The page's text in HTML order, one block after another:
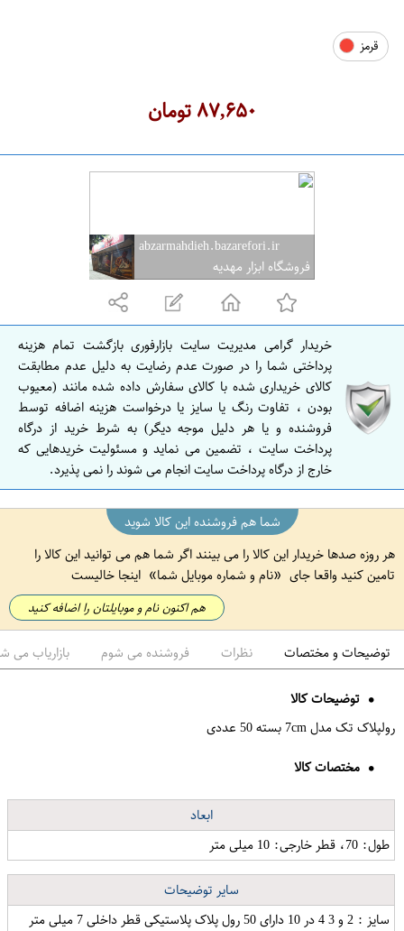
ن
قرمز
۸۷,۶۵۰تومان
abzarmahdieh.bazarefori.ir
فروشگاه ابزار مهدیه
خریدار گرامی مدیریت سایت بازارفوری بازگشت تمام هزینه
پرداختی شما را در صورت عدم رضایت به دلیل عدم مطابقت
کالای خریداری شده با کالای سفارش داده شده مانند (معیوب
بودن ، تفاوت رنگ یا سایز یا درخواست هزینه اضافه توسط
فروشنده و یا هر دلیل موجه دیگر) به شرط خرید از درگاه
پرداخت سایت ، تضمین می نماید و مسئولیت خریدهایی که
خارج از درگاه پرداخت سایت انجام می شوند را نمی پذیرد.
شما هم فروشنده این کالا شوید
هر روزه صدها خریدار این کالا را می بینند اگر شما هم می توانید این کالا را
تامین کنید واقعا جای
نام و شماره موبایل شما اینجا خالیست
هم اکنون نام و موبایلتان را اضافه کنید
توضیحات و مختصات نظرات فروشنده می شوم بازاریاب می
توضیحات کالا
رولپلاک تک مدل 7cm بسته 50 عددی
مختصات کالا
ابعاد
طول: 70، قطر خارجی: 10 میلی متر
سایر توضیحات
سایز : 2 و 3 4 در 10 دارای 50 رول پلاک پلاستیکی قطر داخلی 7 میلی متر